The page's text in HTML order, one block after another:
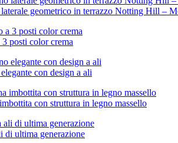
geometrico in terrazzo Notting Hill –
posti color crema
con design a ali
con struttura in legno massello
di ultima generazione